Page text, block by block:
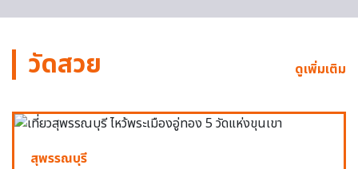
วัดสวย ดูเพิ่มเติม
สุพรรณบุรี